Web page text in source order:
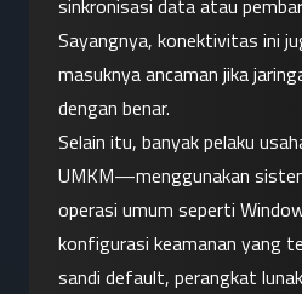
sinkronisasi data atau
Sayangnya, konektivitas ini
masuknya ancaman jika
dengan benar.
Selain itu, banyak pelaku
UMKM—menggunakan
operasi umum seperti
konfigurasi keamanan yang
sandi default, perangkat